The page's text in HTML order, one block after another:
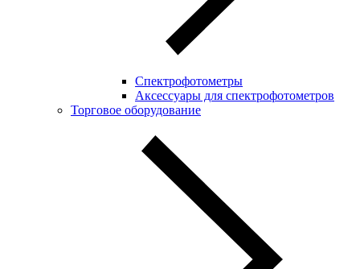
Спектрофотометры
Аксессуары для спектрофотометров
Торговое оборудование